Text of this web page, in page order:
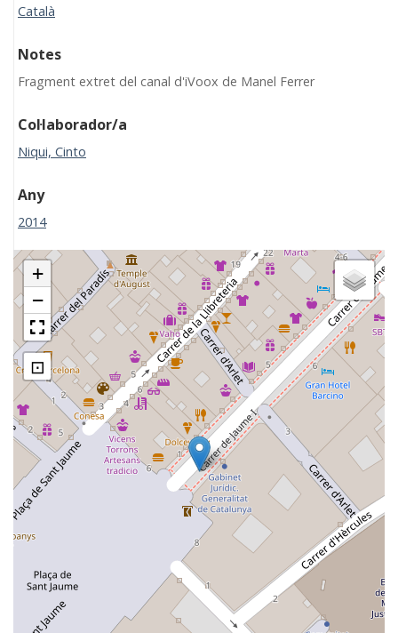
Català
Notes
Fragment extret del canal d'iVoox de Manel Ferrer
Col·laborador/a
Niqui, Cinto
Any
2014
+
−
⊡